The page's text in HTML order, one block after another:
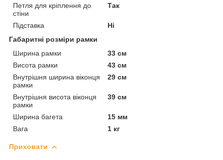
Петля для кріплення до
стіни
Так
Підставка
Ні
Габаритні розміри рамки
Ширина рамки
33 см
Висота рамки
43 см
Внутрішня ширина віконця
рамки
29 см
Внутрішня висота віконця
рамки
39 см
Ширина багета
15 мм
Вага
1 кг
Приховати